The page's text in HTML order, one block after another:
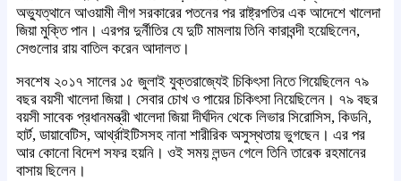
অভ্যুত্থানে আওয়ামী লীগ সরকারের পতনের পর রাষ্ট্রপতির এক আদেশে খালেদা
জিয়া মুক্তি পান। এরপর দুর্নীতির যে দুটি মামলায় তিনি কারাবন্দী হয়েছিলেন,
সেগুলোর রায় বাতিল করেন আদালত।
সবশেষ ২০১৭ সালের ১৫ জুলাই যুক্তরাজ্যেই চিকিৎসা নিতে গিয়েছিলেন ৭৯
বছর বয়সী খালেদা জিয়া। সেবার চোখ ও পায়ের চিকিৎসা নিয়েছিলেন। ৭৯ বছর
বয়সী সাবেক প্রধানমন্ত্রী খালেদা জিয়া দীর্ঘদিন থেকে লিভার সিরোসিস, কিডনি,
হার্ট, ডায়াবেটিস, আর্থ্রাইটিসসহ নানা শারীরিক অসুস্থতায় ভুগছেন। এর পর
আর কোনো বিদেশ সফর হয়নি। ওই সময় লন্ডন গেলে তিনি তারেক রহমানের
বাসায় ছিলেন।